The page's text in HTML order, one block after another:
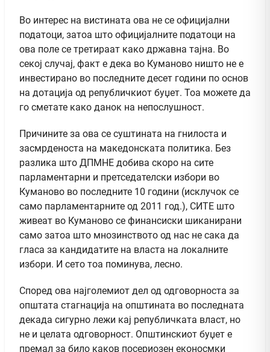
Во интерес на вистината ова не се официјални
податоци, затоа што официјалните податоци на
ова поле се третираат како државна тајна. Во
секој случај, факт е дека во Куманово ништо не е
инвестирано во последните десет години по основ
на дотација од републичкиот буџет. Тоа можете да
го сметате како данок на непослушност.
Причините за ова се суштината на гнилоста и
засмрденоста на македонската политика. Без
разлика што ДПМНЕ добива скоро на сите
парламентарни и претседателски избори во
Куманово во последните 10 години (исклучок се
само парламентарните од 2011 год.), СИТЕ што
живеат во Куманово се финансиски шиканирани
само затоа што мнозинството од нас не сака да
гласа за кандидатите на власта на локалните
избори. И сето тоа поминува, лесно.
Според ова најголемиот дел од одговорноста за
општата стагнација на општината во последната
декада сигурно лежи кај републичката власт, но
не и целата одговорност. Општинскиот буџет е
премал за било каков посериозен еконосмки